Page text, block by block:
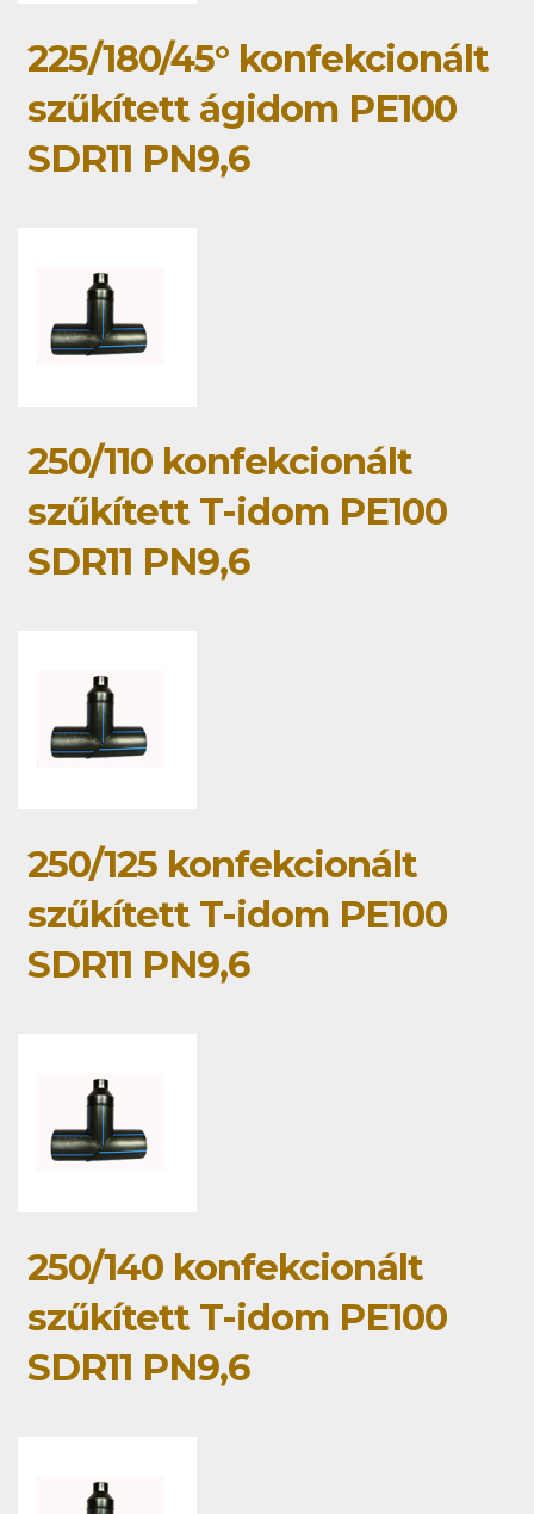
225/180/45° konfekcionált
szűkített ágidom PE100
SDR11 PN9,6
250/110 konfekcionált
szűkített T-idom PE100
SDR11 PN9,6
250/125 konfekcionált
szűkített T-idom PE100
SDR11 PN9,6
250/140 konfekcionált
szűkített T-idom PE100
SDR11 PN9,6